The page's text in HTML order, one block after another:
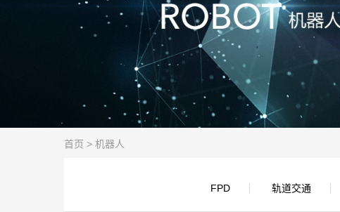
首页 > 机器人
FPD 轨道交通